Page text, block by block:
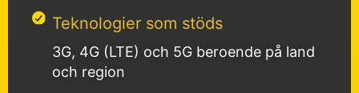
Teknologier som stöds
3G, 4G (LTE) och 5G beroende på land
och region